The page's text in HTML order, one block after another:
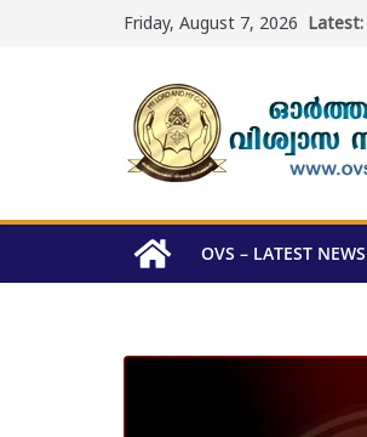
Friday, August 7, 2026 Latest:
OVS – LATEST NEWS